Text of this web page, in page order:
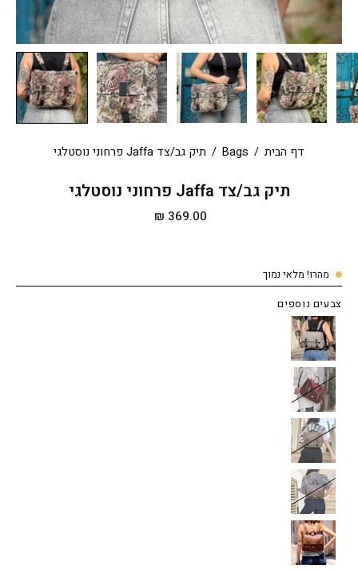
דף הבית /
Bags
/ תיק גב/צד Jaffa פרחוני נוסטלגי
תיק גב/צד Jaffa פרחוני נוסטלגי
369.00 ₪
מהרו! מלאי נמוך
צבעים נוספים